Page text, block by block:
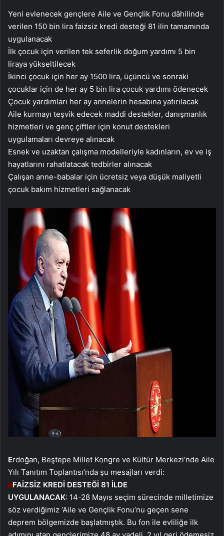
Yeni evlenecek gençlere Aile ve Gençlik Fonu dâhilinde
verilen 150 bin lira faizsiz kredi desteği 81 ilin tamamında
uygulanacak
İlk çocuk için verilen tek seferlik doğum yardımı 5 bin
liraya yükseltilecek
İkinci çocuk için her ay 1500 lira, üçüncü ve sonraki
çocuklar için de her ay 5 bin lira çocuk yardımı ödenecek
Çocuk yardımları her ay annelerin hesabına yatırılacak
Aile kurmayı teşvik edecek maddi destekler, danışmanlık
hizmetleri ve genç çiftler için konut destekleri
uygulamaları devreye alınacak
Esnek ve uzaktan çalışma modelleriyle kadınların, ev ve iş
hayatlarını rahatlatacak tedbirler alınacak
Çalışan anne-babalar için ücretsiz veya düşük maliyetli
çocuk bakım hizmetleri sağlanacak
Erdoğan, Beştepe Millet Kongre ve Kültür Merkezi’nde Aile
Yılı Tanıtım Toplantısı’nda şu mesajları verdi:
FAİZSİZ KREDİ DESTEĞİ 81 İLDE
UYGULANACAK: 14-28 Mayıs seçim sürecinde milletimize
söz verdiğimiz ‘Aile ve Gençlik Fonu’nu geçen sene
deprem bölgemizde başlatmıştık. Bu fon ile evliliğe ilk